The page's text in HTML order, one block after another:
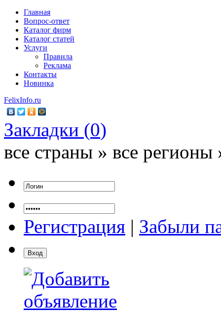
Главная
Вопрос-ответ
Каталог фирм
Каталог статей
Услуги
Правила
Реклама
Контакты
Новинка
FelixInfo.ru
Закладки (0)
все страны » все регионы
Регистрация | Забыли